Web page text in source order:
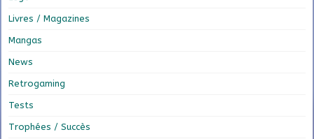
Livres / Magazines
Mangas
News
Retrogaming
Tests
Trophées / Succès